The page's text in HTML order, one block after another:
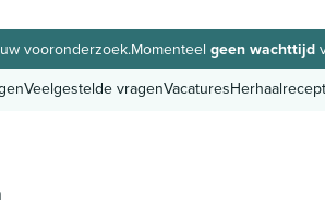
vooronderzoek.Momenteel geen wachttijd
Veelgestelde vragenVacaturesHerhaalrecept